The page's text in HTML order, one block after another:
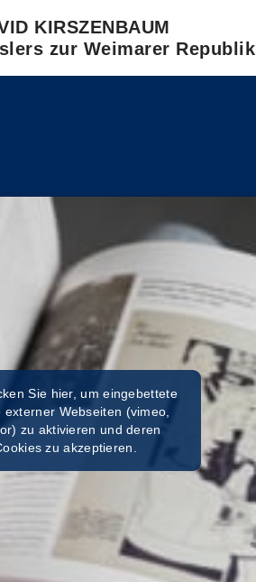
KIRSZENBAUM
zur Weimarer Republik
Sie hier, um eingebettete
externer Webseiten (vimeo,
zu aktivieren und deren
zu akzeptieren.